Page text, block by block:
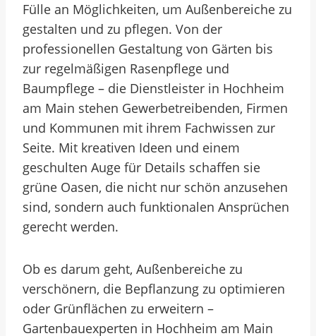
Fülle an Möglichkeiten, um Außenbereiche zu
gestalten und zu pflegen. Von der
professionellen Gestaltung von Gärten bis
zur regelmäßigen Rasenpflege und
Baumpflege – die Dienstleister in Hochheim
am Main stehen Gewerbetreibenden, Firmen
und Kommunen mit ihrem Fachwissen zur
Seite. Mit kreativen Ideen und einem
geschulten Auge für Details schaffen sie
grüne Oasen, die nicht nur schön anzusehen
sind, sondern auch funktionalen Ansprüchen
gerecht werden.
Ob es darum geht, Außenbereiche zu
verschönern, die Bepflanzung zu optimieren
oder Grünflächen zu erweitern –
Gartenbauexperten in Hochheim am Main